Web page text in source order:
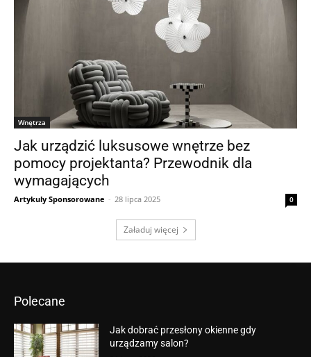
Wnętrza
Jak urządzić luksusowe wnętrze bez
pomocy projektanta? Przewodnik dla
wymagających
Artykuly Sponsorowane - 28 lipca 2025 0
Załaduj więcej
Polecane
Jak dobrać przesłony okienne gdy
urządzamy salon?